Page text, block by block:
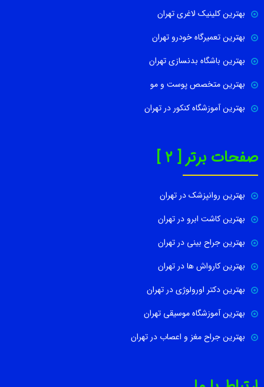
بهترین کلینیک لاغری تهران
بهترین تعمیرگاه خودرو تهران
بهترین باشگاه بدنسازی تهران
بهترین متخصص پوست و مو
بهترین آموزشگاه کنکور در تهران
صفحات برتر [ 2 ]
بهترین روانپزشک در تهران
بهترین کاشت ابرو در تهران
بهترین جراح بینی در تهران
بهترین کارواش ها در تهران
بهترین دکتر اورولوژی در تهران
بهترین آموزشگاه موسیقی تهران
بهترین جراح مغز و اعصاب در تهران